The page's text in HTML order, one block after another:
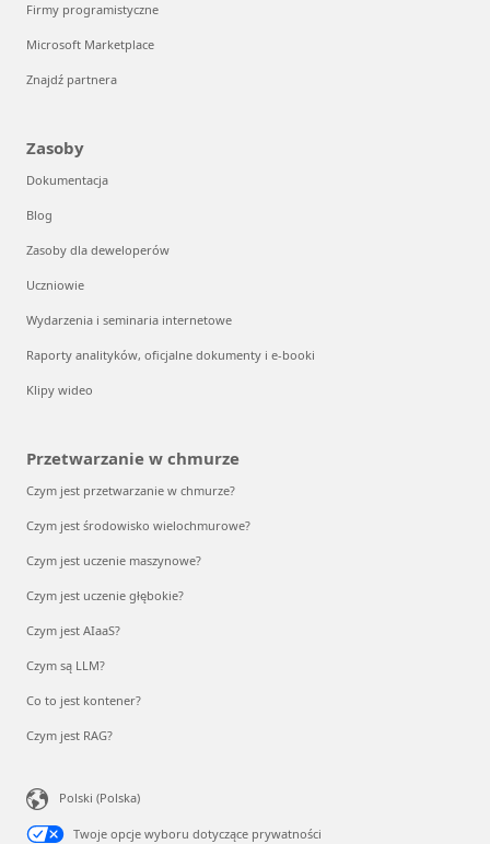
Firmy programistyczne
Microsoft Marketplace
Znajdź partnera
Zasoby
Dokumentacja
Blog
Zasoby dla deweloperów
Uczniowie
Wydarzenia i seminaria internetowe
Raporty analityków, oficjalne dokumenty i e-booki
Klipy wideo
Przetwarzanie w chmurze
Czym jest przetwarzanie w chmurze?
Czym jest środowisko wielochmurowe?
Czym jest uczenie maszynowe?
Czym jest uczenie głębokie?
Czym jest AIaaS?
Czym są LLM?
Co to jest kontener?
Czym jest RAG?
Polski (Polska)
Twoje opcje wyboru dotyczące prywatności